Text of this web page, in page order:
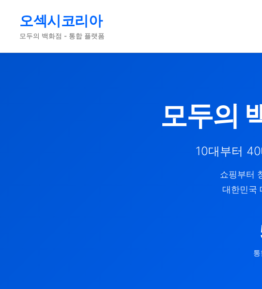
오섹시코리아
모두의 백화점 - 통합 플랫폼
모두의
10대부터
쇼핑부터
대한민국